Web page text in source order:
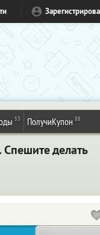
53 ПолучиКупон 88
делать